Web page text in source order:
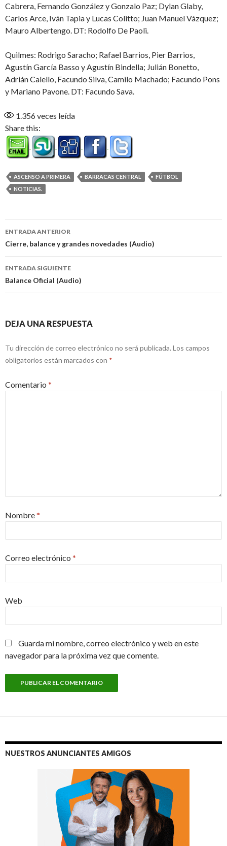
Cabrera, Fernando González y Gonzalo Paz; Dylan Glaby,
Carlos Arce, Iván Tapia y Lucas Colitto; Juan Manuel Vázquez;
Mauro Albertengo. DT: Rodolfo De Paoli.
Quilmes: Rodrigo Saracho; Rafael Barrios, Pier Barrios,
Agustín García Basso y Agustín Bindella; Julián Bonetto,
Adrián Calello, Facundo Silva, Camilo Machado; Facundo Pons
y Mariano Pavone. DT: Facundo Sava.
1.356veces leída
Share this:
ASCENSO A PRIMERA BARRACAS CENTRAL
FÚTBOL
NOTICIAS.
Navegación
de
entradas
ENTRADA ANTERIOR
Cierre, balance y grandes novedades (Audio)
ENTRADA SIGUIENTE
Balance Oficial (Audio)
DEJA UNA RESPUESTA
Tu dirección de correo electrónico no será publicada. Los campos
obligatorios están marcados con *
Comentario *
Nombre*
Correo electrónico *
Web
Guarda mi nombre, correo electrónico y web en este
navegador para la próxima vez que comente.
NUESTROS ANUNCIANTES AMIGOS